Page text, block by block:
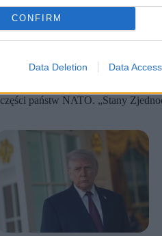
CONFIRM
Data Deletion Data Access
oraz kwestii bezpieczeństwa.
ponownie otworzyły debatę o
i wzmocnił relacje
Białego Domu Anna Kelly.
wywiadu, jakiego premier
państw NATO. „Stany